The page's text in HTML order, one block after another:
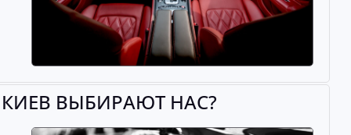
ВЫБИРАЮТ НАС?